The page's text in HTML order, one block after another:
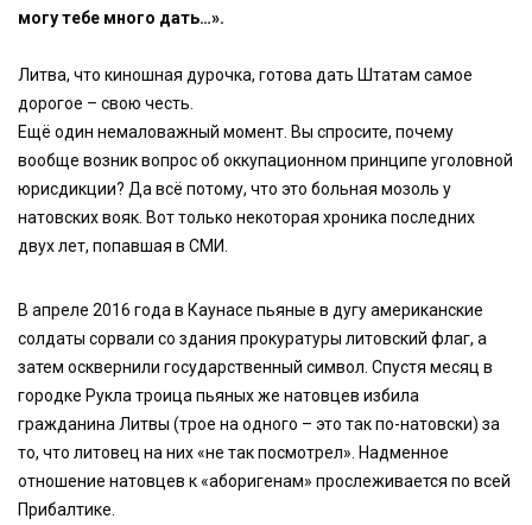
могу тебе много дать…».
Литва, что киношная дурочка, готова дать Штатам самое
дорогое – свою честь.
Ещё один немаловажный момент. Вы спросите, почему
вообще возник вопрос об оккупационном принципе уголовной
юрисдикции? Да всё потому, что это больная мозоль у
натовских вояк. Вот только некоторая хроника последних
двух лет, попавшая в СМИ.
В апреле 2016 года в Каунасе пьяные в дугу американские
солдаты сорвали со здания прокуратуры литовский флаг, а
затем осквернили государственный символ. Спустя месяц в
городке Рукла троица пьяных же натовцев избила
гражданина Литвы (трое на одного – это так по-натовски) за
то, что литовец на них «не так посмотрел». Надменное
отношение натовцев к «аборигенам» прослеживается по всей
Прибалтике.